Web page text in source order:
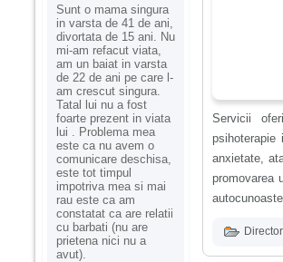
Sunt o mama singura
in varsta de 41 de ani,
divortata de 15 ani. Nu
mi-am refacut viata,
am un baiat in varsta
de 22 de ani pe care l-
am crescut singura.
Tatal lui nu a fost
foarte prezent in viata
lui . Problema mea
este ca nu avem o
comunicare deschisa,
este tot timpul
impotriva mea si mai
rau este ca am
constatat ca are relatii
cu barbati (nu are
prietena nici nu a
avut).
Servicii
anxietate,
promovarea